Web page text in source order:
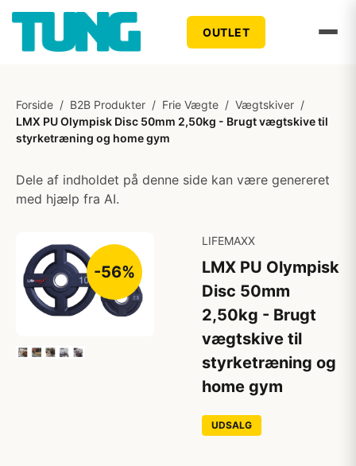
OUTLET
Forside / B2B Produkter / Frie Vægte / Vægtskiver /
LMX PU Olympisk Disc 50mm 2,50kg - Brugt vægtskive til
styrketræning og home gym
Dele af indholdet på denne side kan være genereret
med hjælp fra AI.
-56%
LIFEMAXX
LMX PU Olympisk
Disc 50mm
2,50kg - Brugt
vægtskive til
styrketræning og
home gym
UDSALG